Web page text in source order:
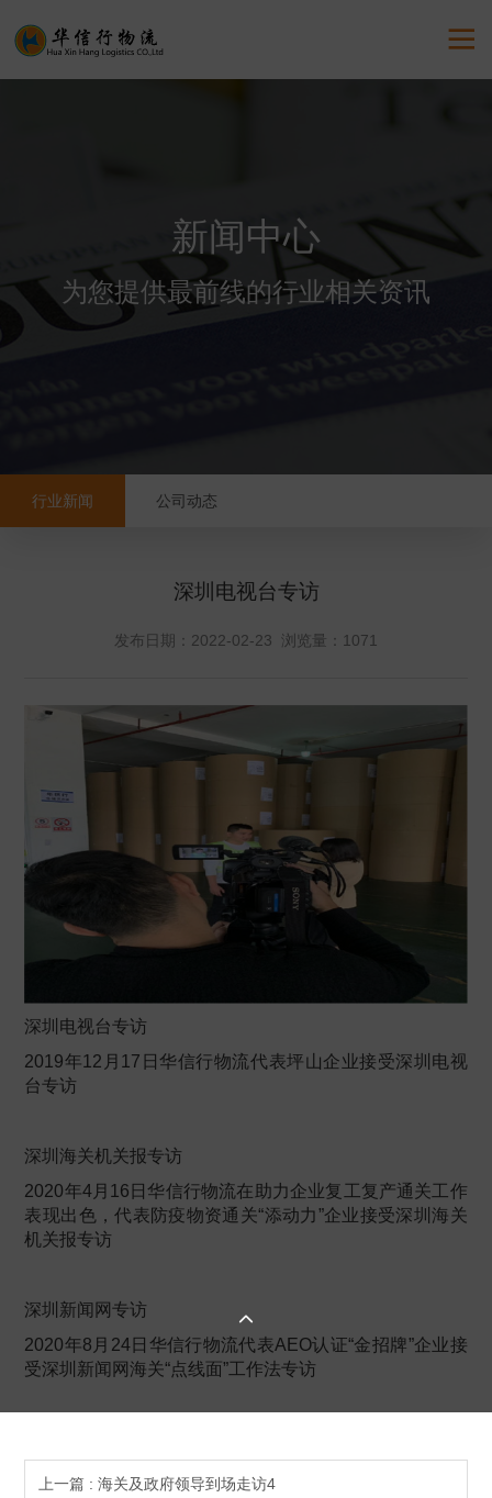


新闻中心
为您提供最前线的行业相关资讯
行业新闻 公司动态
深圳电视台专访
发布日期：2022-02-23 浏览量： 1071
深圳电视台专访
2019年12月17日华信行物流代表坪山企业接受深圳电视
台专访
深圳海关机关报专访
2020年4月16日华信行物流在助力企业复工复产通关工作
表现出色，代表防疫物资通关“添动力”企业接受深圳海关
机关报专访
深圳新闻网专访
2020年8月24日华信行物流代表AEO认证“金招牌”企业接
受深圳新闻网海关“点线面”工作法专访
上一篇 : 海关及政府领导到场走访4